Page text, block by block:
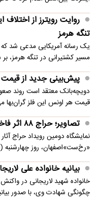
روایت رویترز از
تنگه هرمز
یک رسانه آمریکایی مدعی شد که
مسیر کشتیرانی در تنگه هرمز،
پیش‌بینی جدید از قیمت طلا؛ هر
دویچه‌بانک معتقد است روند
قیمت هر اونس این فلز گران‌بها
تصاویر؛ حراج ۸۸ اثر فاخر از عهد تیموریان تا دوره معاصر
نمایشگاه دومین رویداد حراج
«رخ‌ست»اصفهان، روز چهارشنبه (۱۴ مرداد ۱۴۰۵) در تالار هنر هتل…
بیانیه خانواده علی
خانواده شهید لاریجانی در
چگونگی شهادت وی، با صدور